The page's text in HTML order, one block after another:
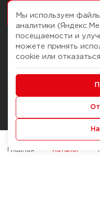
О компании
История Компании
Журнал
Наши марки
Брендирование
Мы используем
аналитики
посещаемости и
можете принять
cookie или
Главная Каталог